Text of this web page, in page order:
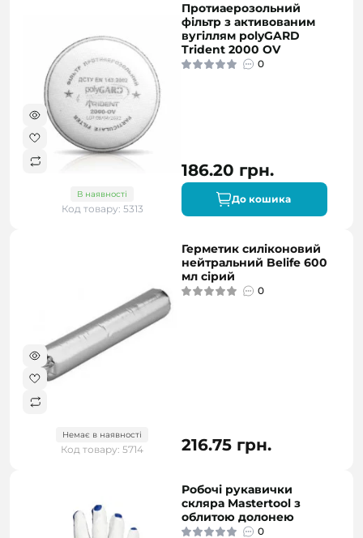
В наявності
Код товару: 5313
Протиаерозольний
фільтр з активованим
вугіллям polyGARD
Trident 2000 OV
0
186.20 грн.
До кошика
Немає в наявності
Код товару: 5714
Герметик силіконовий
нейтральний Belife 600
мл сірий
0
216.75 грн.
Робочі рукавички
скляра Mastertool з
облитою долонею
0